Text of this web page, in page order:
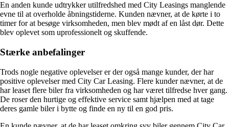
En anden kunde udtrykker utilfredshed med City Leasings manglende
evne til at overholde åbningstiderne. Kunden nævner, at de kørte i to
timer for at besøge virksomheden, men blev mødt af en låst dør. Dette
blev oplevet som uprofessionelt og skuffende.
Stærke anbefalinger
Trods nogle negative oplevelser er der også mange kunder, der har
positive oplevelser med City Car Leasing. Flere kunder nævner, at de
har leaset flere biler fra virksomheden og har været tilfredse hver gang.
De roser den hurtige og effektive service samt hjælpen med at tage
deres gamle biler i bytte og finde en ny til en god pris.